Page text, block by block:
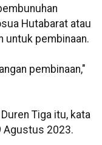
Hutabarat atau
untuk pembinaan.
pembinaan,"
Tiga itu, kata
Agustus 2023.